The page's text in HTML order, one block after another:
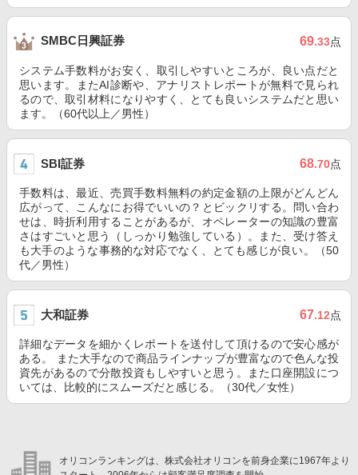
SMBC日興証券 69.33点
システム手数料がお安く、取引しやすいところが、良い点だと
思います。またAI診断や、アナリストレポートが無料で見られ
るので、取引材料になりやすく、とても良いシステムだと思い
ます。（60代以上／男性）
SBI証券 68.70点
手数料は、最近、売買手数料無料の約定金額の上限がどんどん
広がって、こんなにお得でいいの？とビックリする。問い合わ
せは、時折利用することがあるが、オペレーターの知識の豊富
さはすごいと思う（しっかり勉強している）。また、受け答え
も大手のような事務的な対応でなく、とても感じが良い。（50
代／男性）
大和証券 67.12点
詳細なデータを細かくレポートを送付して頂けるので安心感が
ある。 また大手なので商品ラインナップが豊富なので色んな投
資先があるので分散投資もしやすいと思う。また口座開設につ
いては、比較的にスムーズだと感じる。（30代／女性）
オリコンランキングは、株式会社オリコンを前身企業に1967年より